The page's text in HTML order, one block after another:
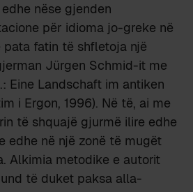
nëse gjenden
për idioma jo-greke në
pata fatin të shfletoja një
Jürgen Schmid-it me
Eine Landschaft im antiken
i Ergon, 1996). Në të, ai me
të shquajë gjurmë ilire edhe
edhe në një zonë të mugët
Alkimia metodike e autorit
të duket paksa alla-